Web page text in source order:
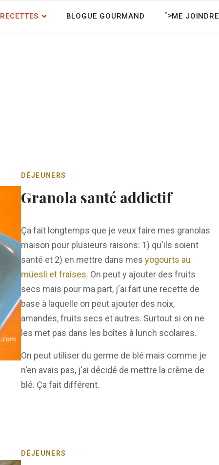
RECETTES BLOGUE GOURMAND ">ME JOINDRE
DÉJEUNERS
Granola santé addictif
Ça fait longtemps que je veux faire mes granolas
maison pour plusieurs raisons: 1) qu'ils soient
santé et 2) en mettre dans mes yogourts au
müesli et fraises. On peut y ajouter des fruits
secs mais pour ma part, j'ai fait une recette de
base à laquelle on peut ajouter des noix,
amandes, fruits secs et autres. Surtout si on ne
les met pas dans les boîtes à lunch scolaires.
On peut utiliser du germe de blé mais comme je
n'en avais pas, j'ai décidé de mettre la crème de
blé. Ça fait différent.
DÉJEUNERS